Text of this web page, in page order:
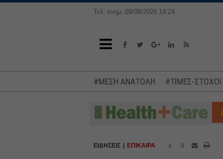
Τελ. ενημ.:09/08/2026 14:24
#ΜΕΣΗ ΑΝΑΤΟΛΗ #ΤΙΜΕΣ-
ΕΙΔΗΣΕΙΣ ΕΠΙΚΑΙΡΑ a A